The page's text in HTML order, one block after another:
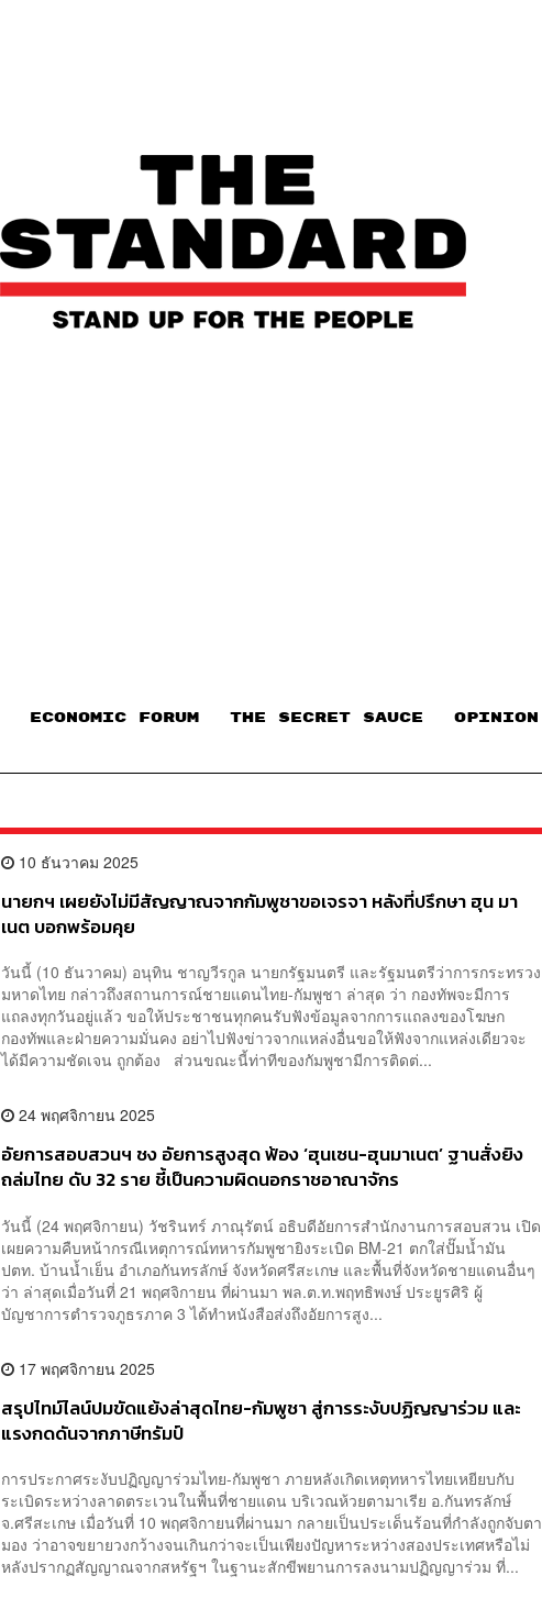
ECONOMIC FORUM THE SECRET SAUCE​ OPINION
10 ธันวาคม 2025
นายกฯ เผยยังไม่มีสัญญาณจากกัมพูชาขอเจรจา หลังที่ปรึกษา ฮุน มา
เนต บอกพร้อมคุย
วันนี้ (10 ธันวาคม) อนุทิน ชาญวีรกูล นายกรัฐมนตรี และรัฐมนตรีว่าการกระทรวง
มหาดไทย กล่าวถึงสถานการณ์ชายแดนไทย-กัมพูชา ล่าสุด ว่า กองทัพจะมีการ
แถลงทุกวันอยู่แล้ว ขอให้ประชาชนทุกคนรับฟังข้อมูลจากการแถลงของโฆษก
กองทัพและฝ่ายความมั่นคง อย่าไปฟังข่าวจากแหล่งอื่นขอให้ฟังจากแหล่งเดียวจะ
ได้มีความชัดเจน ถูกต้อง ส่วนขณะนี้ท่าทีของกัมพูชามีการติดต่...
24 พฤศจิกายน 2025
อัยการสอบสวนฯ ชง อัยการสูงสุด ฟ้อง ‘ฮุนเซน-ฮุนมาเนต’ ฐานสั่งยิง
ถล่มไทย ดับ 32 ราย ชี้เป็นความผิดนอกราชอาณาจักร
วันนี้ (24 พฤศจิกายน) วัชรินทร์ ภาณุรัตน์ อธิบดีอัยการสำนักงานการสอบสวน เปิด
เผยความคืบหน้ากรณีเหตุการณ์ทหารกัมพูชายิงระเบิด BM-21 ตกใส่ปั๊มน้ำมัน
ปตท. บ้านน้ำเย็น อำเภอกันทรลักษ์ จังหวัดศรีสะเกษ และพื้นที่จังหวัดชายแดนอื่นๆ
ว่า ล่าสุดเมื่อวันที่ 21 พฤศจิกายน ที่ผ่านมา พล.ต.ท.พฤทธิพงษ์ ประยูรศิริ ผู้
บัญชาการตำรวจภูธรภาค 3 ได้ทำหนังสือส่งถึงอัยการสูง...
17 พฤศจิกายน 2025
สรุปไทม์ไลน์ปมขัดแย้งล่าสุดไทย-กัมพูชา สู่การระงับปฏิญญาร่วม และ
แรงกดดันจากภาษีทรัมป์
การประกาศระงับปฏิญญาร่วมไทย-กัมพูชา ภายหลังเกิดเหตุทหารไทยเหยียบกับ
ระเบิดระหว่างลาดตระเวนในพื้นที่ชายแดน บริเวณห้วยตามาเรีย อ.กันทรลักษ์
จ.ศรีสะเกษ เมื่อวันที่ 10 พฤศจิกายนที่ผ่านมา กลายเป็นประเด็นร้อนที่กำลังถูกจับตา
มอง ว่าอาจขยายวงกว้างจนเกินกว่าจะเป็นเพียงปัญหาระหว่างสองประเทศหรือไม่
หลังปรากฏสัญญาณจากสหรัฐฯ ในฐานะสักขีพยานการลงนามปฏิญญาร่วม ที่...